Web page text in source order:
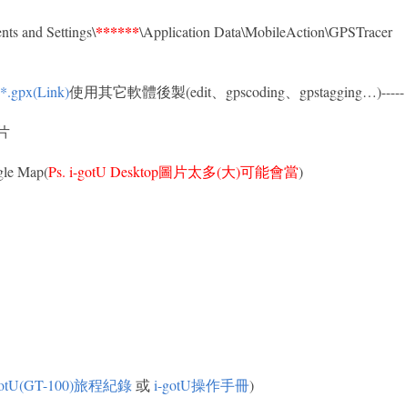
and Settings\******\Application Data\MobileAction\GPSTracer
*.gpx(Link)使用其它軟體後製(edit、gpscoding、gpstagging…)-----
Map(Ps. i-gotU Desktop圖片太多(大)可能會當)
100)旅程紀錄或i-gotU操作手冊)